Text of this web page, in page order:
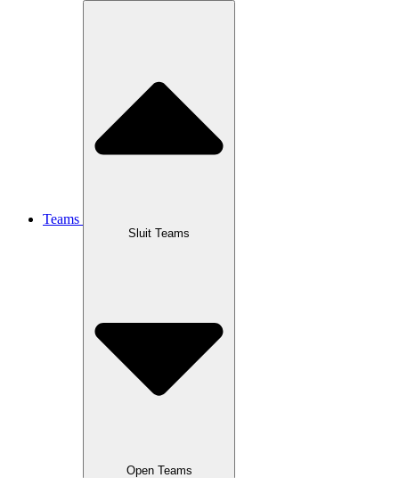
Teams
Sluit Teams
Open Teams